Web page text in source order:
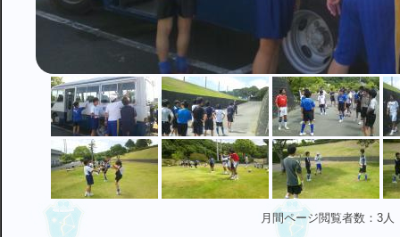
月間ページ閲覧者数：3人